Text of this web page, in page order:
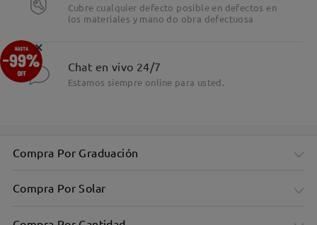
Cubre cualquier defecto posible en defectos en
los materiales y mano do obra defectuosa
Chat en vivo 24/7
Estamos siempre online para usted.
Compra Por Graduación
Compra Por Solar
×